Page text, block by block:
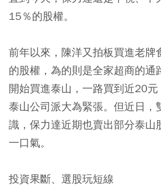
15％的股權。
前年以來，陳洋又拍板買進老牌
的股權，為的則是全家超商的通
開始買進泰山，一路買到近20
泰山公司派大為緊張。但近日，
識，保力達近期也賣出部分泰山
一口氣。
投資果斷、選股玩短線